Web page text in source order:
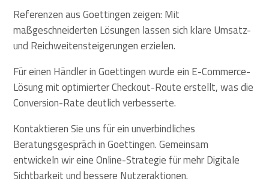
Referenzen aus Goettingen zeigen: Mit
maßgeschneiderten Lösungen lassen sich klare Umsatz-
und Reichweitensteigerungen erzielen.
Für einen Händler in Goettingen wurde ein E-Commerce-
Lösung mit optimierter Checkout-Route erstellt, was die
Conversion-Rate deutlich verbesserte.
Kontaktieren Sie uns für ein unverbindliches
Beratungsgespräch in Goettingen. Gemeinsam
entwickeln wir eine Online-Strategie für mehr Digitale
Sichtbarkeit und bessere Nutzeraktionen.